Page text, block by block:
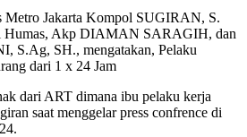
Metro Jakarta Kompol SUGIRAN, S.
Humas, Akp DIAMAN SARAGIH, dan
S.Ag, SH., mengatakan, Pelaku
dari 1 x 24 Jam
dari ART dimana ibu pelaku kerja
saat menggelar press confrence di